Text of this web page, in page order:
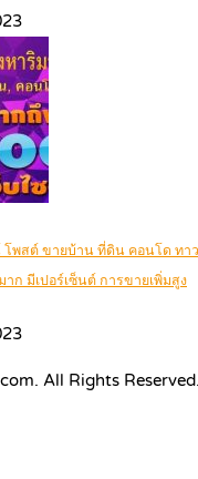
พสต์ ขายบ้าน ที่ดิน คอนโด ทา
าก มีเปอร์เซ็นต์ การขายเพิ่มสูง
All Rights Reserved.